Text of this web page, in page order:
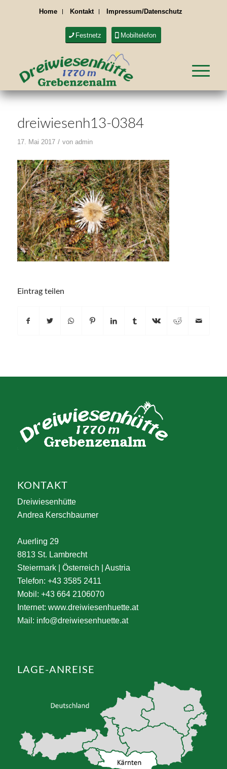
Home Kontakt Impressum/Datenschutz
Festnetz Mobiltelefon
dreiwiesenh13-0384
17. Mai 2017 / von admin
Eintrag teilen
KONTAKT
Dreiwiesenhütte
Andrea Kerschbaumer
Auerling 29
8813 St. Lambrecht
Steiermark | Österreich | Austria
Telefon: +43 3585 2411
Mobil: +43 664 2106070
Internet: www.dreiwiesenhuette.at
Mail: info@dreiwiesenhuette.at
LAGE-ANREISE